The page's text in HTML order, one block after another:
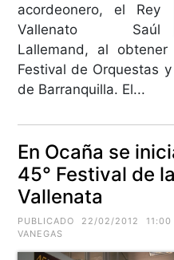
acordeonero, el Rey
Vallenato Saúl
Lallemand, al
Festival de Orquestas
de Barranquilla. El...
En Ocaña se
45° Festival de
Vallenata
PUBLICADO 22/02/2012
VANEGAS